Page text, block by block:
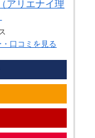
アリエナイ理
口コミを見る